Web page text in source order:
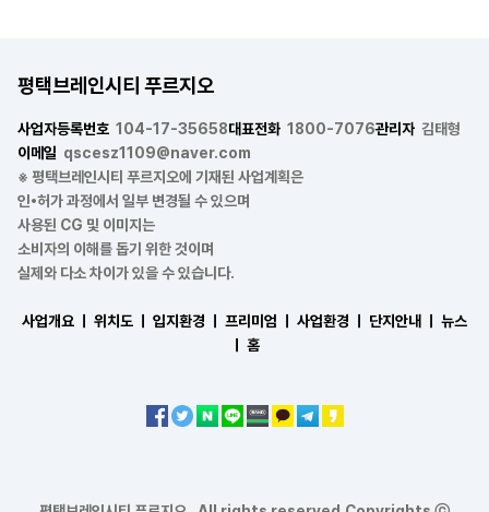
평택브레인시티 푸르지오
사업자등록번호 104-17-35658대표전화 1800-7076관리자 김태형
이메일 qscesz1109@naver.com
※ 평택브레인시티 푸르지오에 기재된 사업계획은
인•허가 과정에서 일부 변경될 수 있으며
사용된 CG 및 이미지는
소비자의 이해를 돕기 위한 것이며
실제와 다소 차이가 있을 수 있습니다.
사업개요 ㅣ 위치도 ㅣ 입지환경 ㅣ 프리미엄 ㅣ 사업환경 ㅣ 단지안내 ㅣ
뉴스
홈